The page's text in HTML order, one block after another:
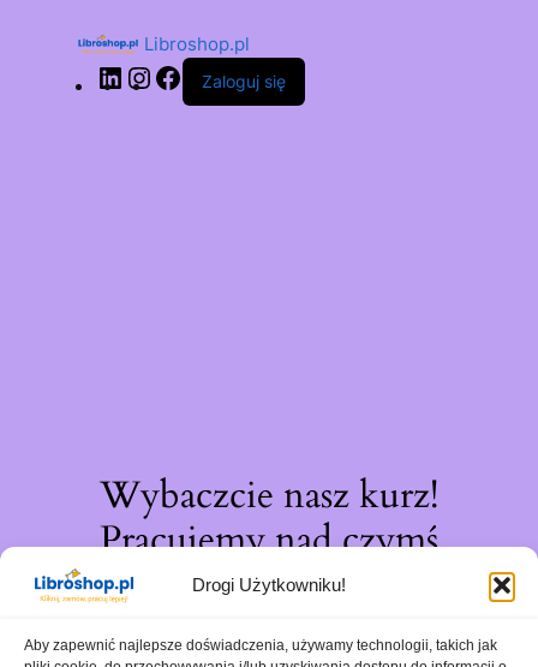
Drogi Użytkowniku!
Aby zapewnić najlepsze doświadczenia, używamy technologii, takich jak
Libroshop.pl
Zaloguj się
Wybaczcie nasz kurz!
Pracujemy nad czymś
niesamowitym – sprawdź
wkrótce!